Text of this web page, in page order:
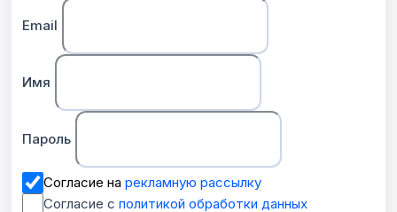
Email
Имя
Пароль
Согласие на рекламную рассылку
Согласие с политикой обработки данных